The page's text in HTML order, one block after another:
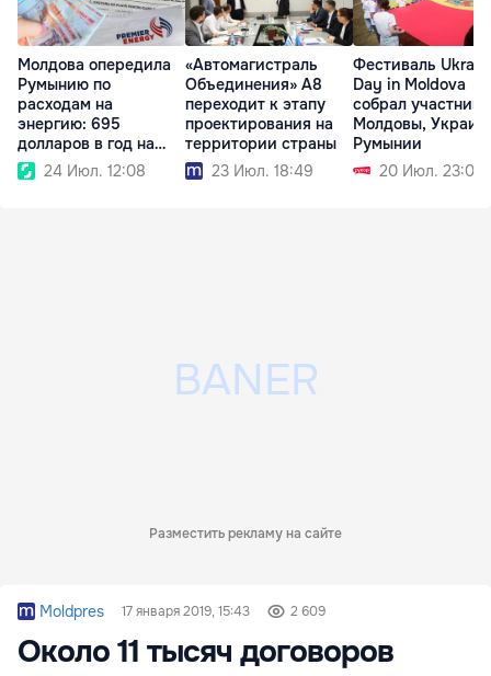
Молдова опередила
Румынию по
расходам на
энергию: 695
долларов в год на
человека
24 Июл. 12:08
«Автомагистраль
Объединения» A8
переходит к этапу
проектирования на
территории страны
23 Июл. 18:49
Фестиваль
Day in Moldova
собрал
Молдовы,
Румынии
20 Июл. 23:06
Разместить рекламу на сайте
Moldpres 17 января 2019, 15:43 2 609
Около 11 тысяч договоров